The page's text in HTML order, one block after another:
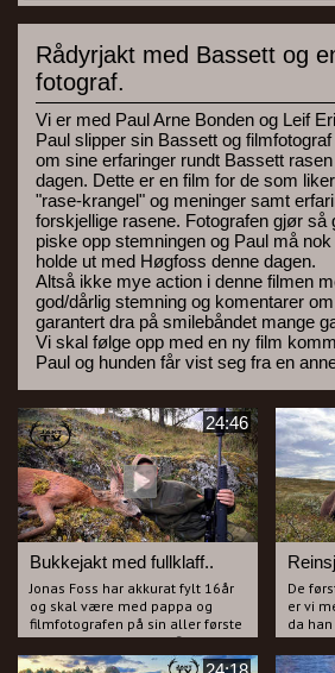
Rådyrjakt med Bassett og
fotograf.
Vi er med Paul Arne Bonden og Leif
Paul slipper sin Bassett og
om sine erfaringer rundt Bassett
dagen. Dette er en film for de som
"rase-krangel" og meninger samt
forskjellige rasene. Fotografen gjør så
piske opp stemningen og Paul må
holde ut med Høgfoss denne dagen.
Altså ikke mye action i denne filmen
god/dårlig stemning og komentarer
garantert dra på smilebåndet mange
Vi skal følge opp med en ny film
Paul og hunden får vist seg fra en
24:46
Bukkejakt med fullklaff..
Jonas Foss har akkurat fylt 16år
og skal være med pappa og
filmfotografen på sin aller første
bukkejakt med egen rifle.
Vi har sett ut noen fine bukker i
De
er vi
da
Det er
gutta i